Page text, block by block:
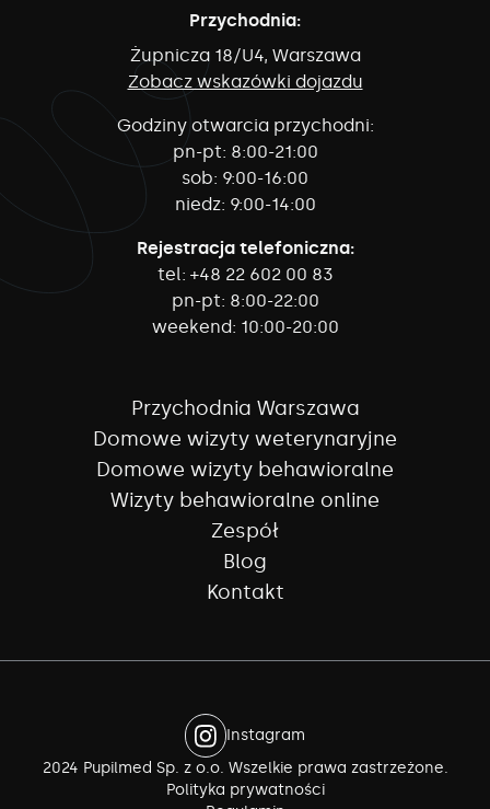
Przychodnia:
Żupnicza 18/U4, Warszawa
Zobacz wskazówki dojazdu
Godziny otwarcia przychodni:
pn-pt: 8:00-21:00
sob: 9:00-16:00
niedz: 9:00-14:00
Rejestracja telefoniczna:
tel: +48 22 602 00 83
pn-pt: 8:00-22:00
weekend: 10:00-20:00
Przychodnia Warszawa
Domowe wizyty weterynaryjne
Domowe wizyty behawioralne
Wizyty behawioralne online
Zespół
Blog
Kontakt
Instagram
2024 Pupilmed Sp. z o.o. Wszelkie prawa zastrzeżone.
Polityka prywatności